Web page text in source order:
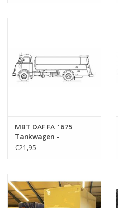
MBT DAF FA 1675
Tankwagen -
Bauzeichnung
€21,95